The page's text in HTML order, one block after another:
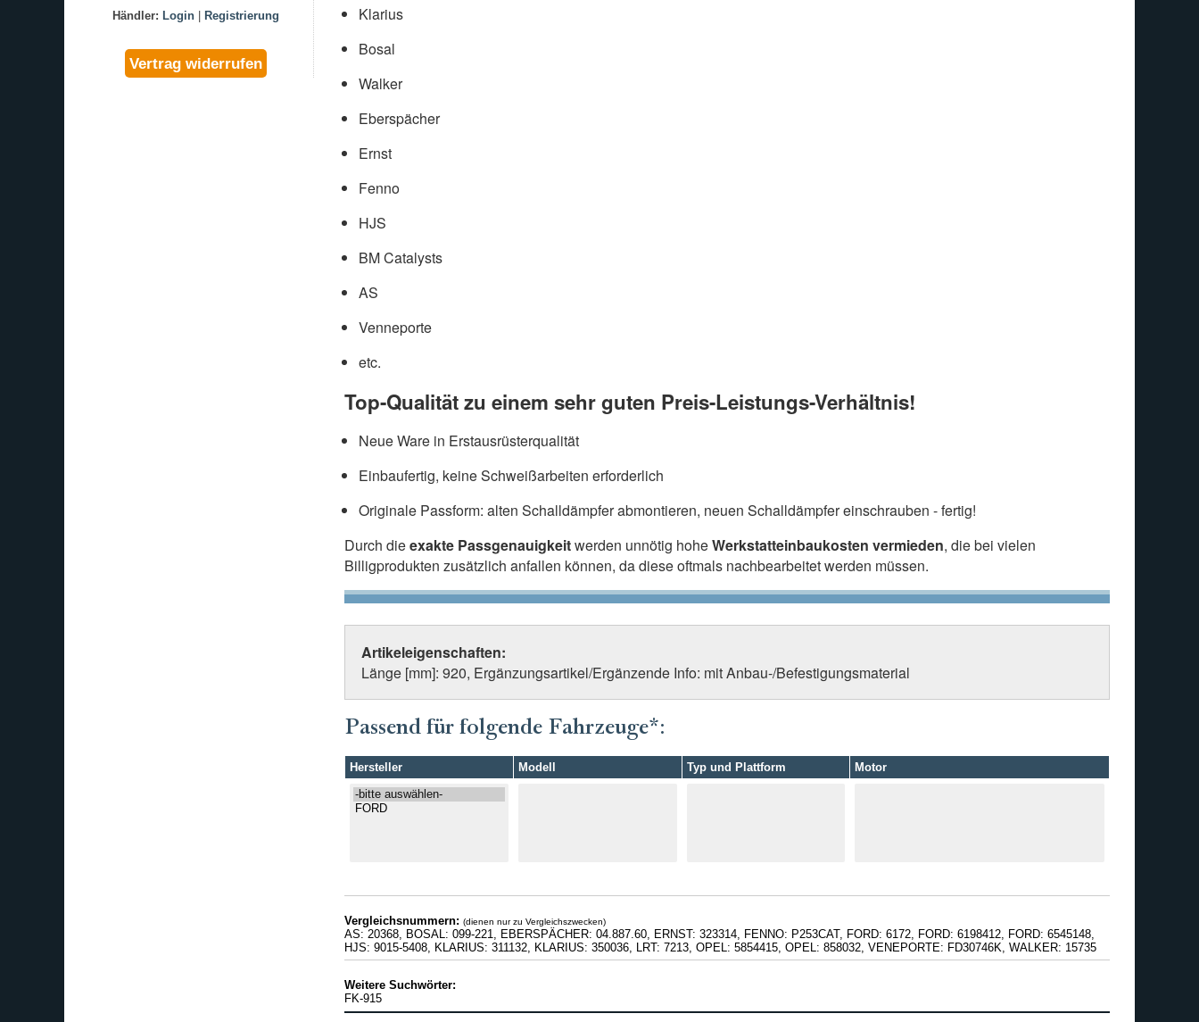
Klarius
Bosal
Walker
Eberspächer
Ernst
Fenno
HJS
BM Catalysts
AS
Venneporte
etc.
Top-Qualität zu einem sehr guten Preis-Leistungs-Verhältnis!
Neue Ware in Erstausrüsterqualität
Einbaufertig, keine Schweißarbeiten erforderlich
Originale Passform: alten Schalldämpfer abmontieren, neuen Schalldämpfer einschrauben - fertig!
Durch dieexakte Passgenauigkeitwerden unnötig hoheWerkstatteinbaukosten vermieden, die bei vielen
Billigprodukten zusätzlich anfallen können, da diese oftmals nachbearbeitet werden müssen.
Artikeleigenschaften:
Länge [mm]: 920, Ergänzungsartikel/Ergänzende Info: mit Anbau-/Befestigungsmaterial
Passend für folgende Fahrzeuge*:
Hersteller Modell Typ und Plattform Motor
Vergleichsnummern: (dienen nur zu Vergleichszwecken)
AS: 20368, BOSAL: 099-221, EBERSPÄCHER: 04.887.60, ERNST: 323314, FENNO: P253CAT, FORD: 6172, FORD: 6198412, FORD: 6545148,
HJS: 9015-5408, KLARIUS: 311132, KLARIUS: 350036, LRT: 7213, OPEL: 5854415, OPEL: 858032, VENEPORTE: FD30746K, WALKER: 15735
Weitere Suchwörter:
FK-915
Händler: Login| Registrierung